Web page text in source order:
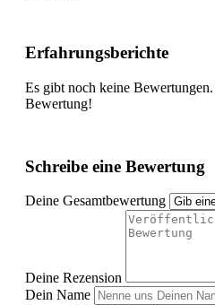
Erfahrungsberichte
Es gibt noch keine
Bewertung!
Schreibe eine Bewertung
Deine Gesamtbewertung
Deine Rezension
Dein Name